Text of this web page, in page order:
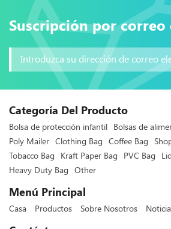
Suscripción por
Categoría Del Producto
Bolsa de protección infantil Bolsas de
Poly Mailer
Clothing Bag Coffee Bag
Tobacco Bag
Kraft Paper Bag PVC Bag
Heavy Duty Bag
Other
Menú Principal
Casa Productos Sobre Nosotros